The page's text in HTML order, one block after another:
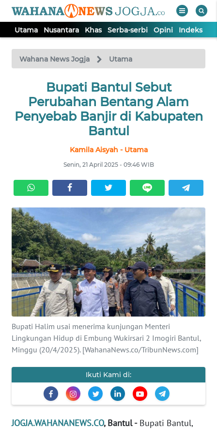
Utama Nusantara Khas Serba-serbi Opini Indeks
Wahana News Jogja Utama
Bupati Bantul Sebut
Perubahan Bentang Alam
Penyebab Banjir di Kabupaten
Bantul
Kamila Aisyah - Utama
Senin, 21 April 2025 - 09:46 WIB
Bupati Halim usai menerima kunjungan Menteri
Lingkungan Hidup di Embung Wukirsari 2 Imogiri Bantul,
Minggu (20/4/2025). [WahanaNews.co/TribunNews.com]
Ikuti Kami di:
JOGJA.WAHANANEWS.CO, Bantul -Bupati Bantul,
TV
Tutup
NUSANTARA
SERBI
OPINI
Informasi
INDEKS
BERITA
KONTAK
KAMI
INFO
IKLAN
KAMI
PEDOMAN
MEDIA